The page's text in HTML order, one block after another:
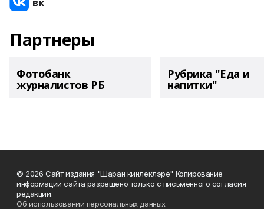
Партнеры
Фотобанк
журналистов РБ
Рубрика "Еда и
напитки"
© 2026 Сайт издания "Шаран кинлеклэре" Копирование
информации сайта разрешено только с письменного согласия
редакции.
Об использовании персональных данных